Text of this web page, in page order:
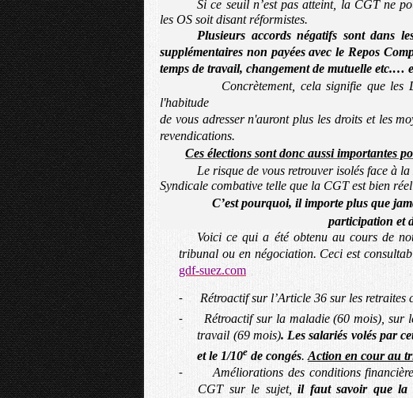
Si ce seuil n’est pas atteint, la CGT ne
les OS soit disant réformistes.
Plusieurs accords négatifs sont dans
supplémentaires non payées avec le Repos
temps de travail, changement de mutuelle etc.…
Concrètement, cela signifie que les
l'habitude
de vous adresser n'auront plus les droits et les
revendications.
Ces élections sont donc aussi importantes
Le risque de vous retrouver isolés face à
Syndicale combative telle que la CGT est bien
C’est pourquoi, il importe plus que
participation et
Voici ce qui a été obtenu au cours de
tribunal ou en négociation. Ceci est
gdf-suez.com
- Rétroactif sur l’Article 36 sur les retraites
- Rétroactif sur la maladie (60 mois), sur
travail (69 mois). Les salariés volés par
et le 1/10e de congés.Action en cour au
-
Améliorations des conditions
CGT sur le sujet, il faut savoir que la